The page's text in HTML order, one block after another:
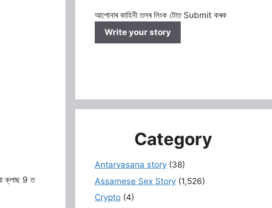
ক্লাছ 9 ত
আপোনাৰ কাহিনী তলৰ লিংক টোত Submit কৰক
Write your story
Category
Antarvasana story(38)
Assamese Sex Story(1,526)
Crypto(4)